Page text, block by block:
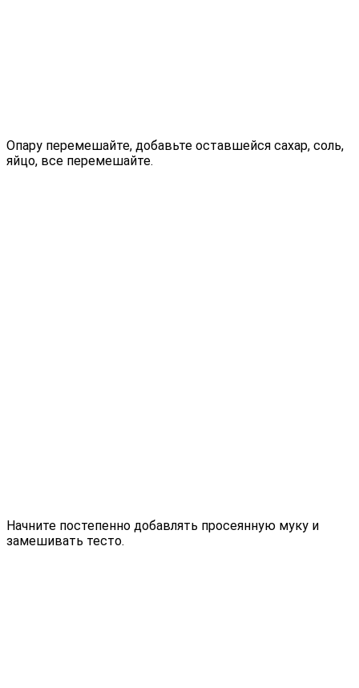
Опару перемешайте, добавьте оставшейся сахар, соль,
яйцо, все перемешайте.
Начните постепенно добавлять просеянную муку и
замешивать тесто.